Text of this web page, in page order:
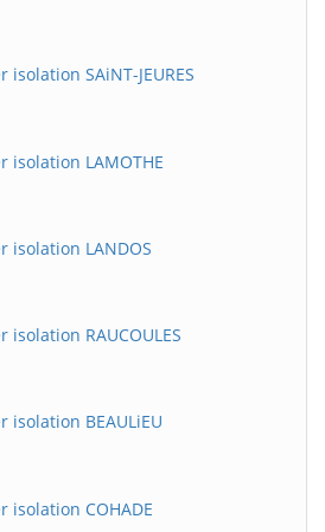
SAiNT-JEURES
isolation LAMOTHE
isolation LANDOS
RAUCOULES
isolation BEAULiEU
isolation COHADE